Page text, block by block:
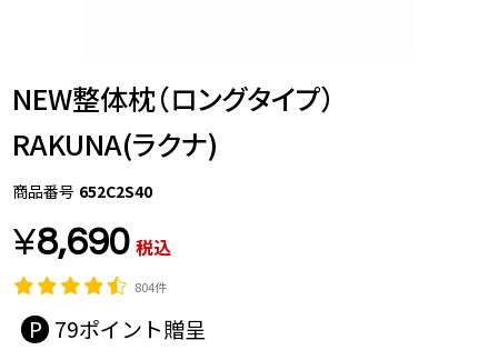
NEW整体枕（ロングタイプ）
RAKUNA(ラクナ)
商品番号 652C2S40
¥8,690 税込
804件
79